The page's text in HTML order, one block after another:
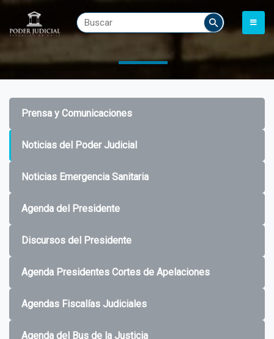
Prensa y Comunicaciones
Noticias del Poder Judicial
Noticias Emergencia Sanitaria
Agenda del Presidente
Discursos del Presidente
Agenda Presidentes Cortes de Apelaciones
Agendas Fiscalías Judiciales
Agenda del Bus de la Justicia